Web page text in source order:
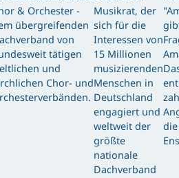
& Orchester -
übergreifenden
von
tätigen
und
Chor- und
Musikrat, der
sich für die
Interessen von
15 Millionen
musizierenden
Menschen in
Deutschland
engagiert und
weltweit der
größte
nationale
Dachverband
die